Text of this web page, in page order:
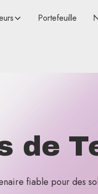
Portefeuille
de
fiable pour des